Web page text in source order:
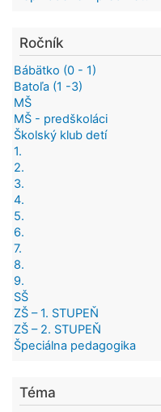
Ročník
Bábätko (0 - 1)
Batoľa (1 -3)
MŠ
MŠ - predškoláci
Školský klub detí
1.
2.
3.
4.
5.
6.
7.
8.
9.
SŠ
ZŠ – 1. STUPEŇ
ZŠ – 2. STUPEŇ
Špeciálna pedagogika
Téma